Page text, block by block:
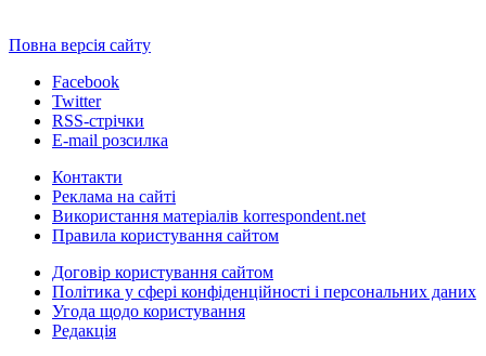
Повна версія сайту
Facebook
Twitter
RSS-стрічки
E-mail розсилка
Контакти
Реклама на сайті
Використання матеріалів korrespondent.net
Правила користування сайтом
Договір користування сайтом
Політика у сфері конфіденційності і персональних даних
Угода щодо користування
Редакція